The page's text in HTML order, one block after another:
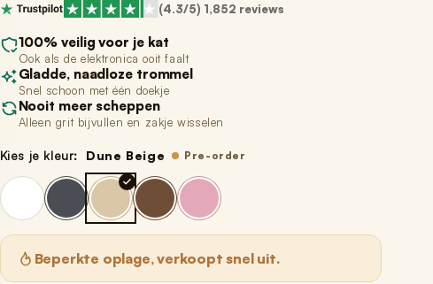
(4.3/5) 1,852 reviews
100% veilig voor je kat
Ook als de elektronica ooit faalt
Gladde, naadloze trommel
Snel schoon met één doekje
Nooit meer scheppen
Alleen grit bijvullen en zakje wisselen
Kies je kleur: Dune Beige Pre-order
Beperkte oplage, verkoopt snel uit.